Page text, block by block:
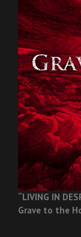
“LIVING IN
Grave to the